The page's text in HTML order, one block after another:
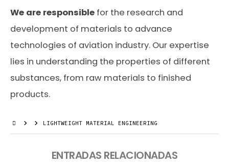
ENGINEERING
We are responsible for the research and
development of materials to advance
technologies of aviation industry. Our expertise
lies in understanding the properties of different
substances, from raw materials to finished
products.
LIGHTWEIGHT MATERIAL ENGINEERING
ENTRADAS RELACIONADAS